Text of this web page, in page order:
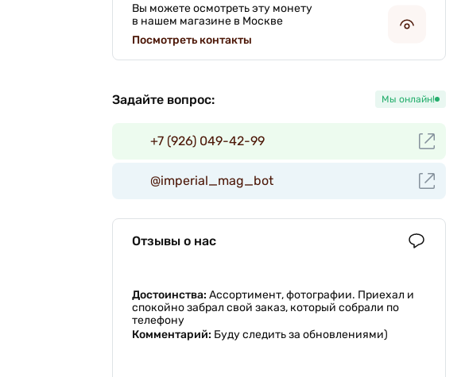
Вы можете осмотреть эту монету
в нашем магазине в Москве
Посмотреть контакты
Задайте вопрос: Мы онлайн!
+7 (926) 049-42-99
@imperial_mag_bot
Отзывы о нас
Достоинства: Ассортимент, фотографии. Приехал и
спокойно забрал свой заказ, который собрали по
телефону
Комментарий: Буду следить за обновлениями)